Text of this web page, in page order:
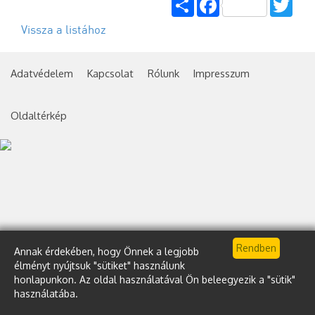
Annak érdekében, hogy Önnek a legjobb
élményt nyújtsuk "sütiket" használunk
honlapunkon. Az oldal használatával Ön beleegyezik a "sütik"
használatába.
Vissza a listához
Adatvédelem Kapcsolat Rólunk Impresszum
Oldaltérkép